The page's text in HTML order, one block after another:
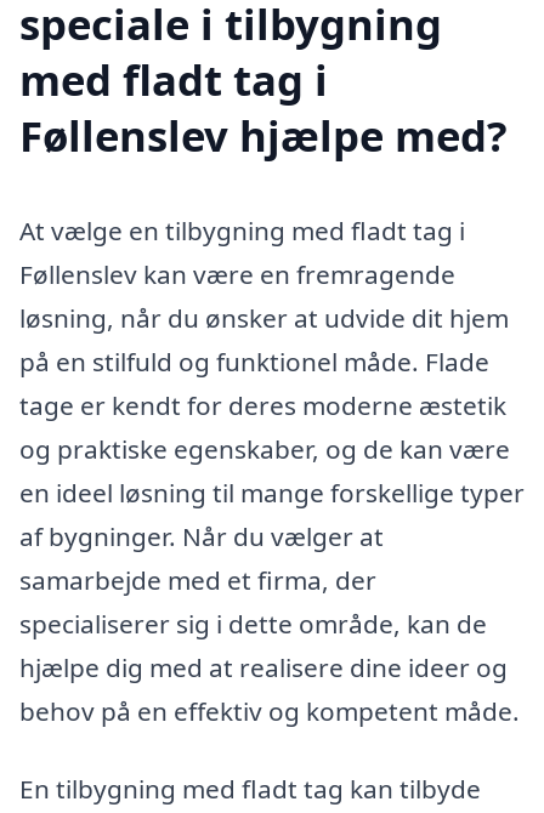
speciale i tilbygning
med fladt tag i
Føllenslev hjælpe med?
At vælge en tilbygning med fladt tag i
Føllenslev kan være en fremragende
løsning, når du ønsker at udvide dit hjem
på en stilfuld og funktionel måde. Flade
tage er kendt for deres moderne æstetik
og praktiske egenskaber, og de kan være
en ideel løsning til mange forskellige typer
af bygninger. Når du vælger at
samarbejde med et firma, der
specialiserer sig i dette område, kan de
hjælpe dig med at realisere dine ideer og
behov på en effektiv og kompetent måde.
En tilbygning med fladt tag kan tilbyde